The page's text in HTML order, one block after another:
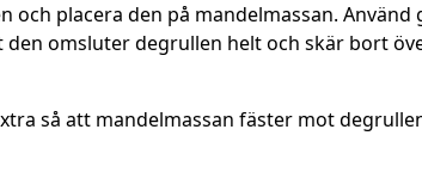
och placera den på mandelmassan.
den omsluter degrullen helt och skär bort
så att mandelmassan fäster mot